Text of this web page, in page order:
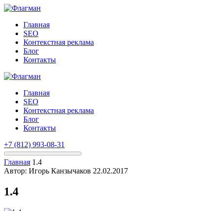
Главная
SEO
Контекстная реклама
Блог
Контакты
Главная
SEO
Контекстная реклама
Блог
Контакты
+7 (812) 993-08-31
Главная 1.4
Автор: Игорь Канзычаков 22.02.2017
1.4